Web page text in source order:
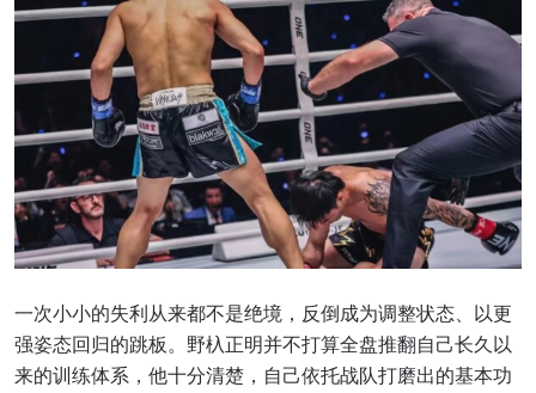
一次小小的失利从来都不是绝境，反倒成为调整状态、以更
强姿态回归的跳板。野杁正明并不打算全盘推翻自己长久以
来的训练体系，他十分清楚，自己依托战队打磨出的基本功